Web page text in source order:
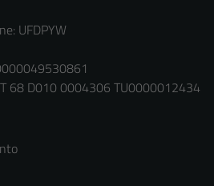
UFDPYW
68 D010 0004306 TU0000012434
Questi cookie
per il
funzionamento